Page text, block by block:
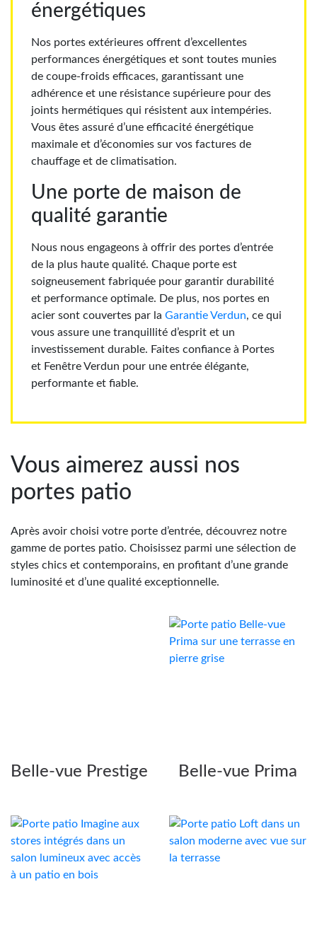
énergétiques
Nos portes extérieures offrent d’excellentes
performances énergétiques et sont toutes munies
de coupe-froids efficaces, garantissant une
adhérence et une résistance supérieure pour des
joints hermétiques qui résistent aux intempéries.
Vous êtes assuré d’une efficacité énergétique
maximale et d’économies sur vos factures de
chauffage et de climatisation.
Une porte de maison de
qualité garantie
Nous nous engageons à offrir des portes d’entrée
de la plus haute qualité. Chaque porte est
soigneusement fabriquée pour garantir durabilité
et performance optimale. De plus, nos portes en
acier sont couvertes par laGarantie Verdun, ce qui
vous assure une tranquillité d’esprit et un
investissement durable. Faites confiance à Portes
et Fenêtre Verdun pour une entrée élégante,
performante et fiable.
Vous aimerez aussi nos
portes patio
Après avoir choisi votre porte d’entrée, découvrez notre
gamme de portes patio. Choisissez parmi une sélection de
styles chics et contemporains, en profitant d’une grande
luminosité et d’une qualité exceptionnelle.
Belle-vue Prestige Belle-vue Prima